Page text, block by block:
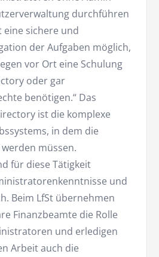
durchführen
eine sichere und
der Aufgaben möglich,
vor Ort eine Schulung
oder gar
benötigen.“ Das
ist die komplexe
in dem die
müssen.
für diese Tätigkeit
und
Beim LfSt übernehmen
Finanzbeamte die Rolle
und erledigen
Arbeit auch die